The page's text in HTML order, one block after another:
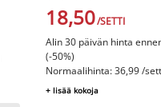
18,50/SETTI
Alin 30 päivän hinta
(-50%)
Normaalihinta: 36,99 /
+ lisää kokoja